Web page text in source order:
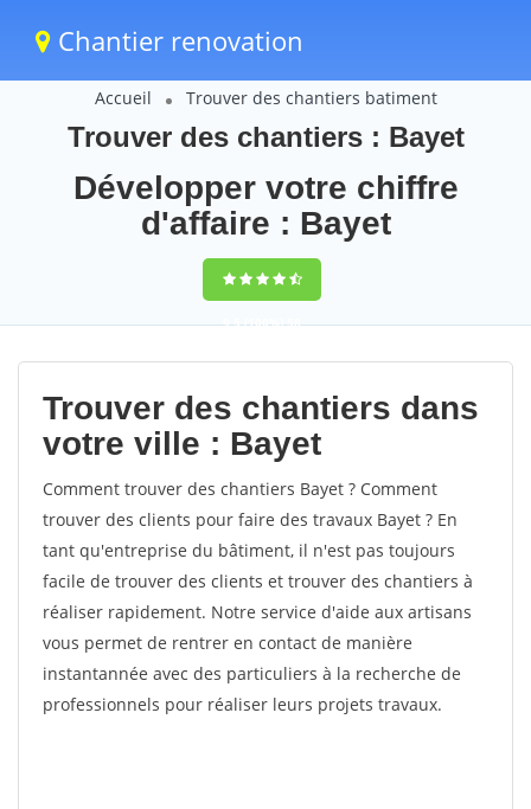
Chantier renovation
Accueil Trouver des chantiers batiment
Trouver des chantiers : Bayet
Développer votre chiffre
d'affaire : Bayet
9,5(100%)58
votes
Trouver des chantiers dans
votre ville : Bayet
Comment trouver des chantiers Bayet ? Comment
trouver des clients pour faire des travaux Bayet ? En
tant qu'entreprise du bâtiment, il n'est pas toujours
facile de trouver des clients et trouver des chantiers à
réaliser rapidement. Notre service d'aide aux artisans
vous permet de rentrer en contact de manière
instantannée avec des particuliers à la recherche de
professionnels pour réaliser leurs projets travaux.